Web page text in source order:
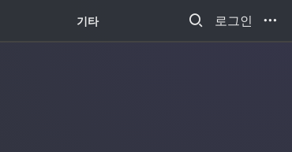
기타 로그인
새소식